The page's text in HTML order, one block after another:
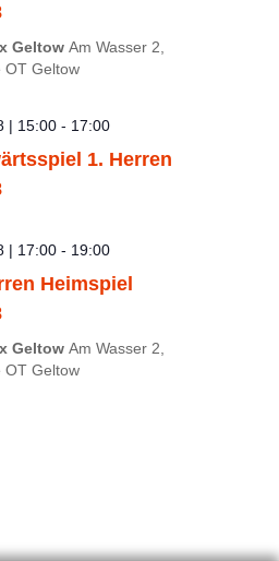
Geltow Am Wasser 2,
OT Geltow
| 15:00- 17:00
1. Herren
| 17:00- 19:00
Heimspiel
Geltow Am Wasser 2,
OT Geltow